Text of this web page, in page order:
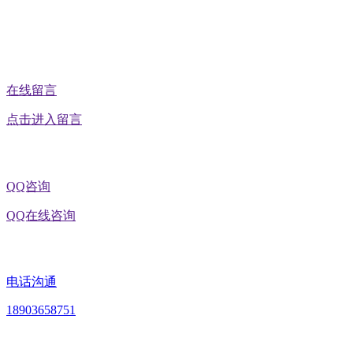
在线留言
点击进入留言
QQ咨询
QQ在线咨询
电话沟通
18903658751